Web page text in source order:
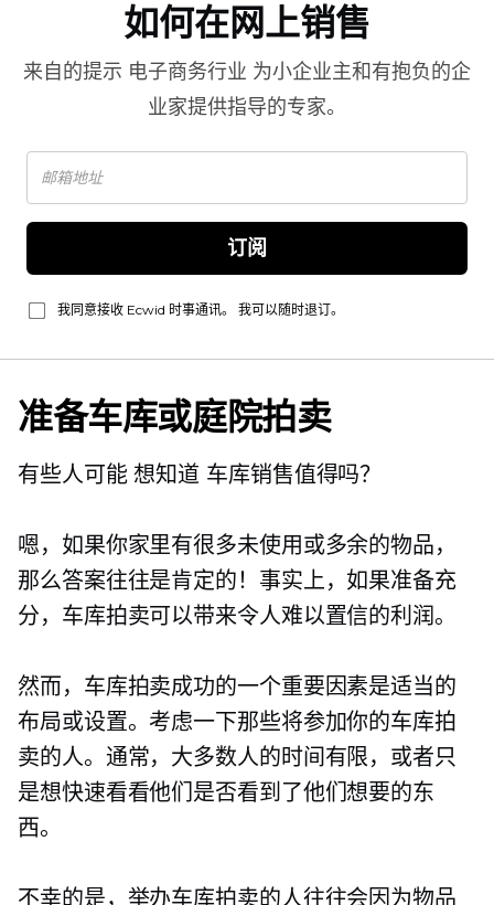
如何在网上销售
来自的提示 电子商务行业 为小企业主和有抱负的企
业家提供指导的专家。
订阅
我同意接收 Ecwid 时事通讯。 我可以随时退订。
准备车库或庭院拍卖
有些人可能想知道 车库销售值得吗？
嗯，如果你家里有很多未使用或多余的物品，
那么答案往往是肯定的！事实上，如果准备充
分，车库拍卖可以带来令人难以置信的利润。
然而，车库拍卖成功的一个重要因素是适当的
布局或设置。考虑一下那些将参加你的车库拍
卖的人。通常，大多数人的时间有限，或者只
是想快速看看他们是否看到了他们想要的东
西。
不幸的是，举办车库拍卖的人往往会因为物品